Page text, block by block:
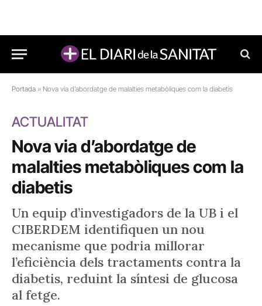
Portada » Nova via d’abordatge de malalties metabòliques com la diabetis
ACTUALITAT
Nova via d’abordatge de
malalties metabòliques com la
diabetis
Un equip d’investigadors de la UB i el
CIBERDEM identifiquen un nou
mecanisme que podria millorar
l’eficiència dels tractaments contra la
diabetis, reduint la síntesi de glucosa
al fetge.